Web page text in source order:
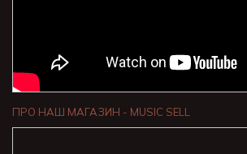
ПРО НАШ МАГАЗИН - MUSIC SELL